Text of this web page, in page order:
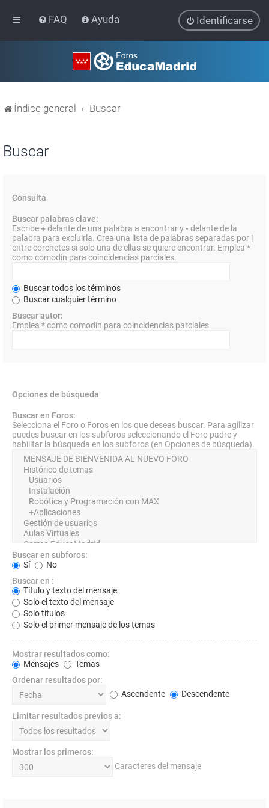
FAQ Ayuda Identificarse
Índice general Buscar
Buscar
Consulta
Buscar palabras clave:
Escribe+delante de una palabra a encontrar y- delante de la
palabra para excluirla. Crea una lista de palabras separadas por |
entre corchetes si solo una de ellas se quiere encontrar. Emplea *
como comodín para coincidencias parciales.
Buscar todos los términos
Buscar cualquier término
Buscar autor:
Emplea * como comodín para coincidencias parciales.
Opciones de búsqueda
Buscar en Foros:
Selecciona el Foro o Foros en los que deseas buscar. Para agilizar
puedes buscar en los subforos seleccionando el Foro padre y
habilitar la búsqueda en los subforos (en Opciones de búsqueda).
Buscar en subforos:
Sí
No
Buscar en :
Título y texto del mensaje
Solo el texto del mensaje
Solo títulos
Solo el primer mensaje de los temas
Mostrar resultados como:
Mensajes
Temas
Ordenar resultados por:
Ascendente
Descendente
Limitar resultados previos a:
Mostrar los primeros:
Caracteres del mensaje